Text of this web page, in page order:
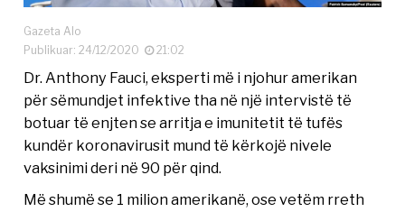
Gazeta Alo
Publikuar: 24/12/2020
21:02
Dr. Anthony Fauci, eksperti më i njohur amerikan
për sëmundjet infektive tha në një intervistë të
botuar të enjten se arritja e imunitetit të tufës
kundër koronavirusit mund të kërkojë nivele
vaksinimi deri në 90 për qind.
Më shumë se 1 milion amerikanë, ose vetëm rreth